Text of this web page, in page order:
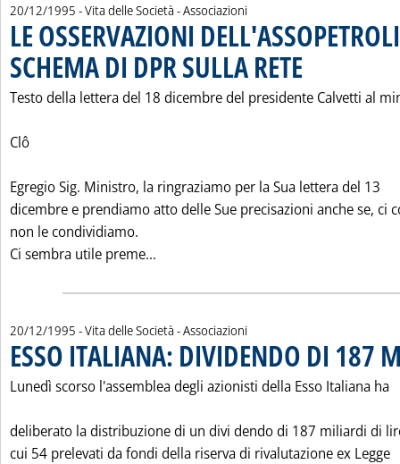
20/12/1995 - Vita delle Società - Associazioni
LE OSSERVAZIONI
SCHEMA DI DPR SULLA RETE
Testo della lettera del 18 dicembre del presidente Calvetti al
Clô
Egregio Sig. Ministro, la ringraziamo per la Sua lettera del 13
dicembre e prendiamo atto delle Sue precisazioni anche se, ci
non le condividiamo.
Ci sembra utile preme...
20/12/1995 - Vita delle Società - Associazioni
ESSO ITALIANA: DIVIDENDO DI 187
Lunedì scorso l'assemblea degli azionisti della Esso Italiana ha
deliberato la distribuzione di un divi dendo di 187 miliardi di
cui 54 prelevati da fondi della riserva di rivalutazione ex Legge